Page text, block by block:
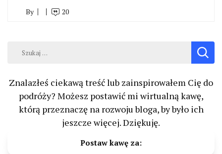
By 20
Szukaj:
Znalazłeś ciekawą treść lub zainspirowałem Cię do
podróży? Możesz postawić mi wirtualną kawę,
którą przeznaczę na rozwoju bloga, by było ich
jeszcze więcej. Dziękuję.
Postaw kawę za: